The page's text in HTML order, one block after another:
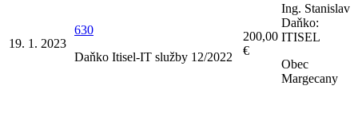
19. 1. 2023
630
Daňko Itisel-IT služby 12/2022
200,00
€
Ing. Stanislav
Daňko:
ITISEL
Obec
Margecany